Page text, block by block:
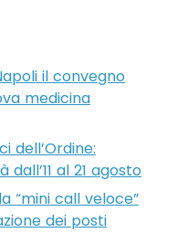
il convegno
medicina
dell’Ordine:
al 21 agosto
“mini call veloce”
dei posti